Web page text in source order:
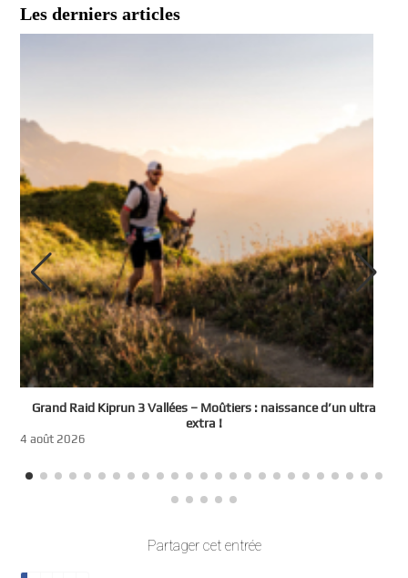
Les derniers articles
Grand Raid Kiprun 3 Vallées – Moûtiers : naissance d’un ultra
extra !
4 août 2026
Partager cet entrée